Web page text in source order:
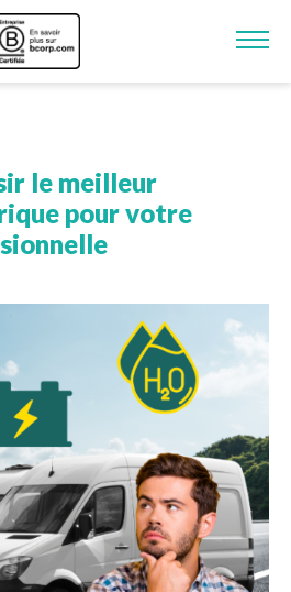
Aller au contenu principal
le meilleur
pour votre